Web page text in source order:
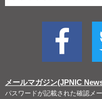
メールマガジン(JPNIC
パスワードが記載された確認メ